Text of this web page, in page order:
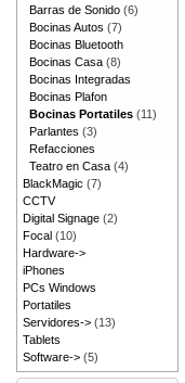
Barras de Sonido (6)
Bocinas Autos (7)
Bocinas Bluetooth
Bocinas Casa (8)
Bocinas Integradas
Bocinas Plafon
Bocinas Portatiles (11)
Parlantes (3)
Refacciones
Teatro en Casa (4)
BlackMagic (7)
CCTV
Digital Signage (2)
Focal (10)
Hardware->
iPhones
PCs Windows
Portatiles
Servidores-> (13)
Tablets
Software-> (5)